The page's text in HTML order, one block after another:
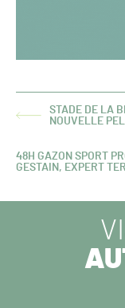
ARTICLE
STADE DE LA
NOUVELLE
ARTICLE
48H GAZON SPORT
GESTAIN, EXPERT